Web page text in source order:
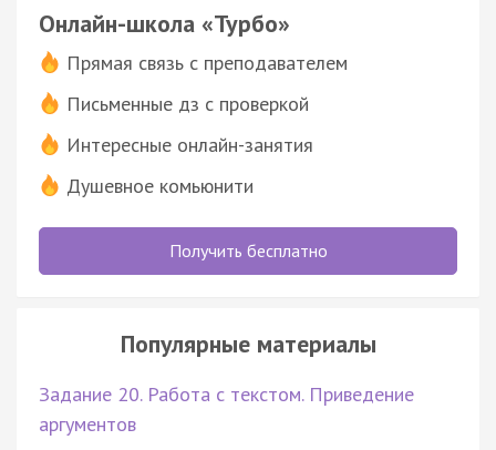
Онлайн-школа «Турбо»
Прямая связь с преподавателем
Письменные дз с проверкой
Интересные онлайн-занятия
Душевное комьюнити
Получить бесплатно
Популярные материалы
Задание 20. Работа с текстом. Приведение
аргументов